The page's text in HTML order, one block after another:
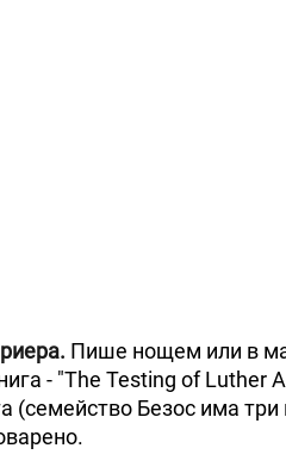
Пише нощем или в
- "The Testing of Luther
(семейство Безос има